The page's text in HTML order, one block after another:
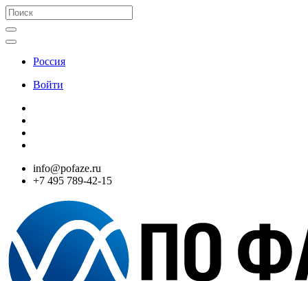
Россия
Войти
info@pofaze.ru
+7 495 789-42-15